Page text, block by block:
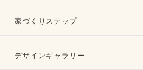
家づくりステップ
デザインギャラリー